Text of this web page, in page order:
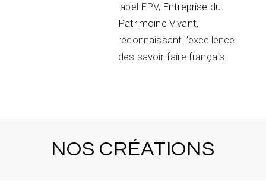
label EPV, Entreprise du
Patrimoine Vivant,
reconnaissant l’excellence
des savoir-faire français.
NOS CRÉATIONS